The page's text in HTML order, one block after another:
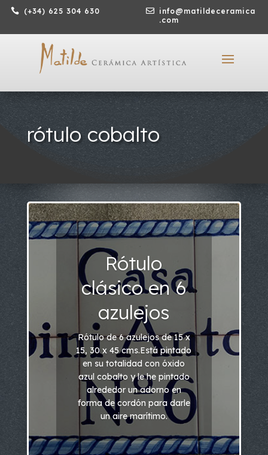
 (+34) 625 304 630 
info@matildeceramica
.com
rótulo cobalto
Rótulo
clásico en 6
azulejos
Rótulo de 6 azulejos de 15 x
15, 30 x 45 cms.Está pintado
en su totalidad con óxido
azul cobalto y le he pintado
alrededor un adorno en
forma de cordón para darle
un aire marítimo.